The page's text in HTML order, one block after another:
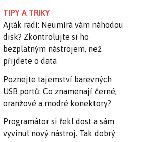
TIPY A TRIKY
Ajťák radí: Neumírá vám náhodou
disk? Zkontrolujte si ho
bezplatným nástrojem, než
přijdete o data
Poznejte tajemství barevných
USB portů: Co znamenají černé,
oranžové a modré konektory?
Programátor si řekl dost a sám
vyvinul nový nástroj. Tak dobrý